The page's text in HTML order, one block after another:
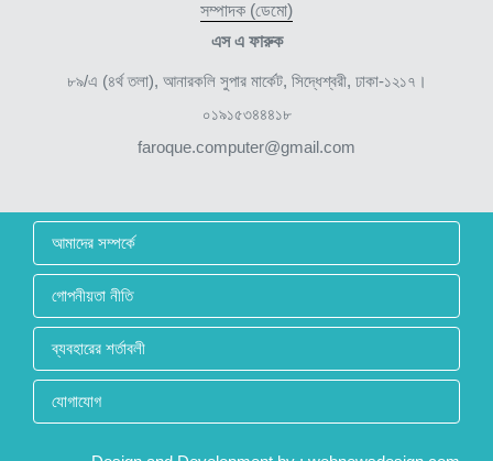
সম্পাদক (ডেমো)
এস এ ফারুক
৮৯/এ (৪র্থ তলা), আনারকলি সুপার মার্কেট, সিদ্ধেশ্বরী, ঢাকা-১২১৭।
০১৯১৫৩৪৪৪১৮
faroque.computer@gmail.com
আমাদের সম্পর্কে
গোপনীয়তা নীতি
ব্যবহারের শর্তাবলী
যোগাযোগ